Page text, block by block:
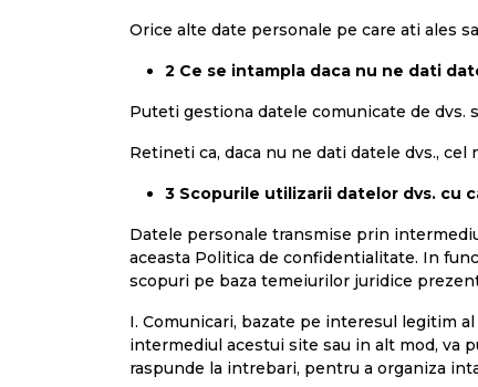
Orice alte date personale pe care ati ales
2 Ce se intampla daca nu ne dati
Puteti gestiona datele comunicate de dvs.
Retineti ca, daca nu ne dati datele dvs.,
3 Scopurile utilizarii datelor dvs. cu
Datele personale transmise prin
aceasta Politica de confidentialitate. In
scopuri pe baza temeiurilor juridice
I. Comunicari, bazate pe interesul legitim
intermediul acestui site sau in alt mod, va
raspunde la intrebari, pentru a organiza